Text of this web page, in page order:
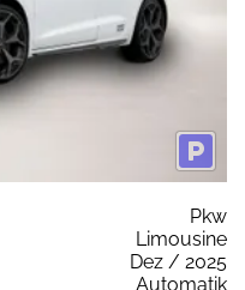
Pkw
Limousine
Dez / 2025
Automatik